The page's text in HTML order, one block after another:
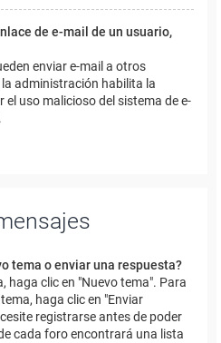
de e-mail de un usuario,
enviar e-mail a otros
administración habilita la
el uso malicioso del sistema de e-
tema o enviar una respuesta?
haga clic en "Nuevo tema". Para
haga clic en "Enviar
registrarse antes de poder
cada foro encontrará una lista